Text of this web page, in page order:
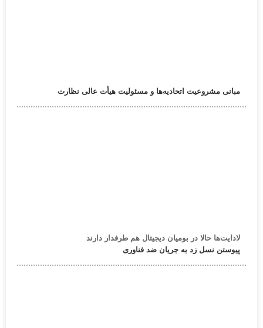
مبانی مشروعیت اتحادیه‌ها و مسئولیت هیأت عالی نظارت
لادایت‌ها حالا در بومیان دیجیتال هم طرفدار دارند
پیوستن نسل زد به جریان ضد فناوری